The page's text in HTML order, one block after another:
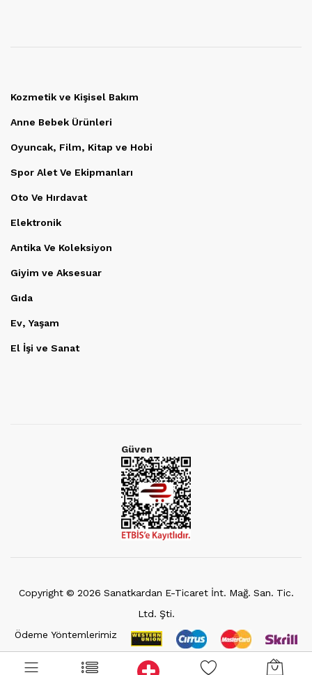
Kozmetik ve Kişisel Bakım
Anne Bebek Ürünleri
Oyuncak, Film, Kitap ve Hobi
Spor Alet Ve Ekipmanları
Oto Ve Hırdavat
Elektronik
Antika Ve Koleksiyon
Giyim ve Aksesuar
Gıda
Ev, Yaşam
El İşi ve Sanat
Güven
Copyright © 2026 Sanatkardan E-Ticaret İnt. Mağ. San. Tic.
Ltd. Şti.
Ödeme Yöntemlerimiz